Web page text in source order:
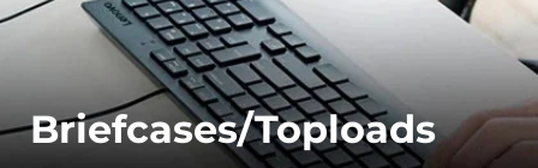
式
公
事Briefcases/Toploads